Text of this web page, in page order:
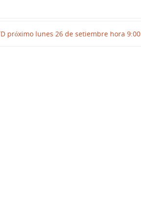
próximo lunes 26 de setiembre hora 9:00